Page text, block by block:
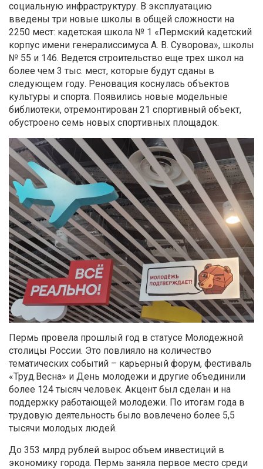
социальную инфраструктуру. В эксплуатацию
введены три новые школы в общей сложности на
2250 мест: кадетская школа № 1 «Пермский кадетский
корпус имени генералиссимуса А. В. Суворова», школы
№ 55 и 146. Ведется строительство еще трех школ на
более чем 3 тыс. мест, которые будут сданы в
следующем году. Реновация коснулась объектов
культуры и спорта. Появились новые модельные
библиотеки, отремонтирован 21 спортивный объект,
обустроено семь новых спортивных площадок.
Пермь провела прошлый год в статусе Молодежной
столицы России. Это повлияло на количество
тематических событий – карьерный форум, фестиваль
«Труд.Весна» и День молодежи и другие объединили
более 124 тысяч человек. Акцент был сделан и на
поддержку работающей молодежи. По итогам года в
трудовую деятельность было вовлечено более 5,5
тысячи молодых людей.
До 353 млрд рублей вырос объем инвестиций в
экономику города. Пермь заняла первое место среди